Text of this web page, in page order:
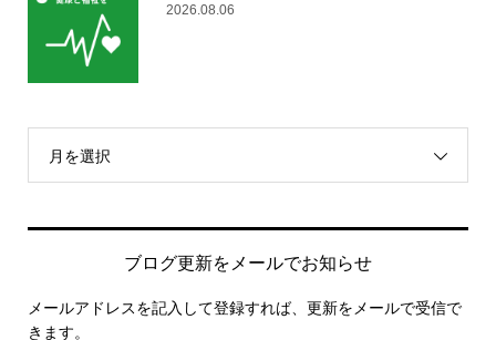
2026.08.06
月を選択
ブログ更新をメールでお知らせ
メールアドレスを記入して登録すれば、更新をメールで受信で
きます。